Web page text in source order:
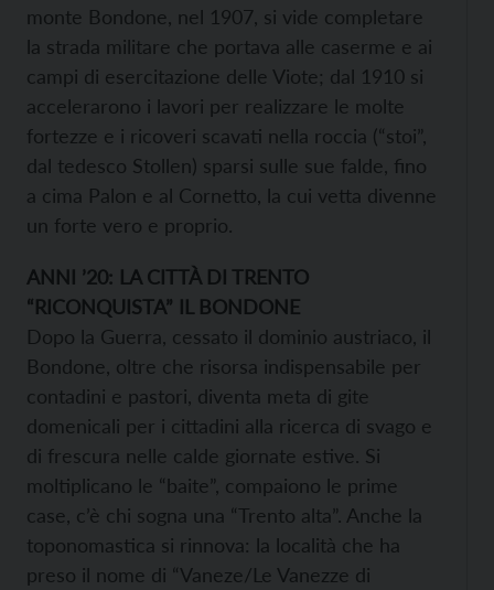
monte Bondone, nel 1907, si vide completare
la strada militare che portava alle caserme e ai
campi di esercitazione delle Viote; dal 1910 si
accelerarono i lavori per realizzare le molte
fortezze e i ricoveri scavati nella roccia (“stoi”,
dal tedesco Stollen) sparsi sulle sue falde, fino
a cima Palon e al Cornetto, la cui vetta divenne
un forte vero e proprio.
ANNI ’20: LA CITTÀ DI TRENTO
“RICONQUISTA” IL BONDONE
Dopo la Guerra, cessato il dominio austriaco, il
Bondone, oltre che risorsa indispensabile per
contadini e pastori, diventa meta di gite
domenicali per i cittadini alla ricerca di svago e
di frescura nelle calde giornate estive. Si
moltiplicano le “baite”, compaiono le prime
case, c’è chi sogna una “Trento alta”. Anche la
toponomastica si rinnova: la località che ha
preso il nome di “Vaneze/Le Vanezze di